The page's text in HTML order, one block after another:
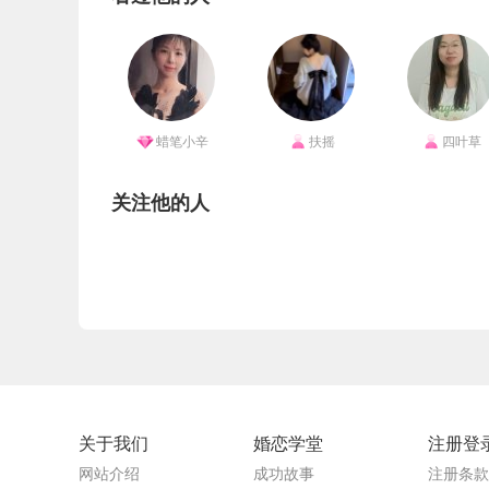
蜡笔小辛 扶摇 四叶草
关注他的人
关于我们
网站介绍
婚恋学堂
成功故事
注册登
注册条款